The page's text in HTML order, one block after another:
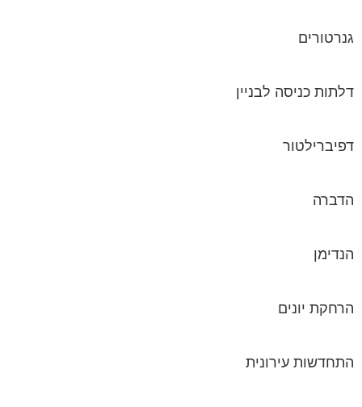
גנרטורים
דלתות כניסה לבניין
דפיברילטור
הדברה
הנדימן
הרחקת יונים
התחדשות עירונית